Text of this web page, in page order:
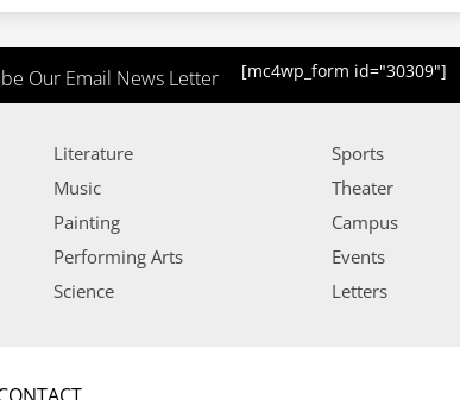
Our Email News Letter [mc4wp_form id="30309"]
Literature
Music
Painting
Performing Arts
Science
Sports
Theater
Campus
Events
Letters